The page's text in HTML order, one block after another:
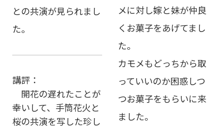
との共演が見られまし
た。
講評：
開花の遅れたことが
幸いして、手筒花火と
桜の共演を写した珍し
メに対し嫁と妹が仲良
くお菓子をあげてまし
た。
カモメもどっちから取
っていいのか困惑しつ
つお菓子をもらいに来
ました。